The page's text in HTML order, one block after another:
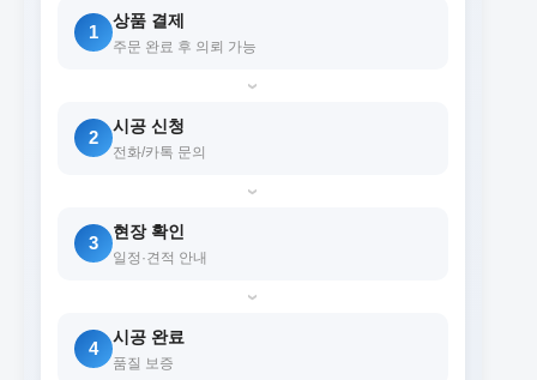
1
상품 결제
주문 완료 후 의뢰 가능
›
2
시공 신청
전화/카톡 문의
›
3
현장 확인
일정·견적 안내
›
4
시공 완료
품질 보증